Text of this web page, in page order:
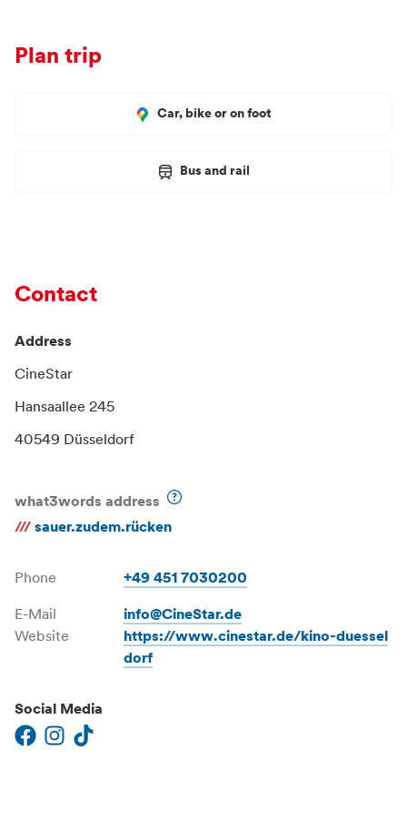
Plan trip
Car, bike or on foot
Bus and rail
Contact
Address
CineStar
Hansaallee 245
40549 Düsseldorf
what3words address
/// sauer.zudem.rücken
Phone +49 451 7030200
E-Mail
info@CineStar.de
Website
https://www.cinestar.de/kino-duessel
dorf
Social Media